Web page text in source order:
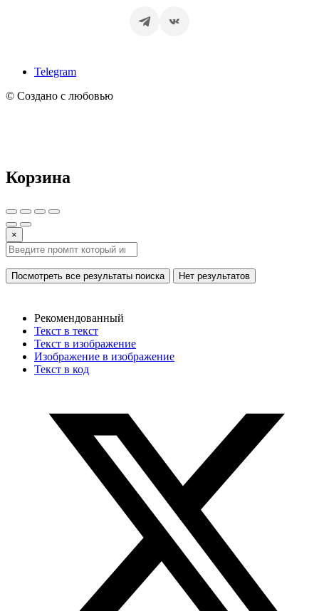
Telegram
© Создано с любовью
Корзина
×
Посмотреть все результаты поиска Нет результатов
Рекомендованный
Текст в текст
Текст в изображение
Изображение в изображение
Текст в код